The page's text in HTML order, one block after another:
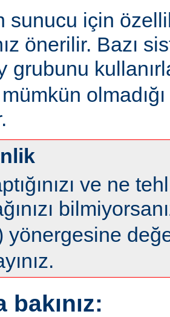
sunucu için
önerilir. Bazı
grubunu
ve ne
yönergesine
bakınız: